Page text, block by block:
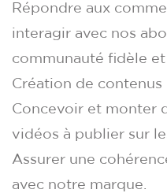
Répondre aux
interagir avec nos
communauté fidèle et
Création de contenus
Concevoir et monter
vidéos à publier sur
Assurer une
avec notre marque.